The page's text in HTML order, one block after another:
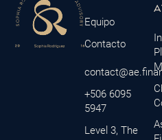
Equipo
Contacto
+506 6095
5947
Level 3, The